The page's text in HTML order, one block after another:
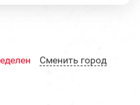
Cменить город